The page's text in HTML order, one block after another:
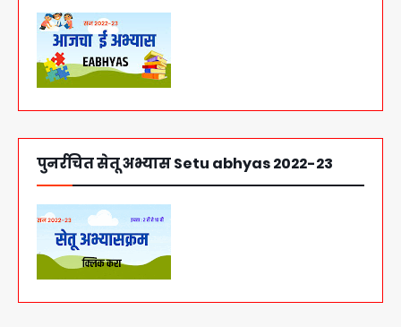
पुनर्रचित सेतू अभ्यास Setu abhyas 2022-23